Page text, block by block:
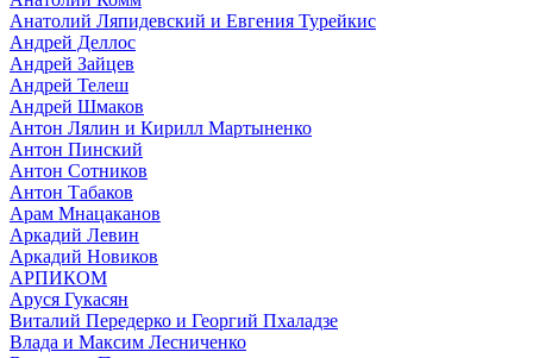
Анатолий Ляпидевский и Евгения Турейкис
Андрей Деллос
Андрей Зайцев
Андрей Телеш
Андрей Шмаков
Антон Лялин и Кирилл Мартыненко
Антон Пинский
Антон Сотников
Антон Табаков
Арам Мнацаканов
Аркадий Левин
Аркадий Новиков
АРПИКОМ
Аруся Гукасян
Виталий Передерко и Георгий Пхаладзе
Влада и Максим Лесниченко